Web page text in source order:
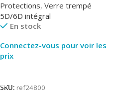
Protections, Verre trempé
5D/6D intégral
En stock
Connectez-vous pour voir les
prix
SKU: ref24800